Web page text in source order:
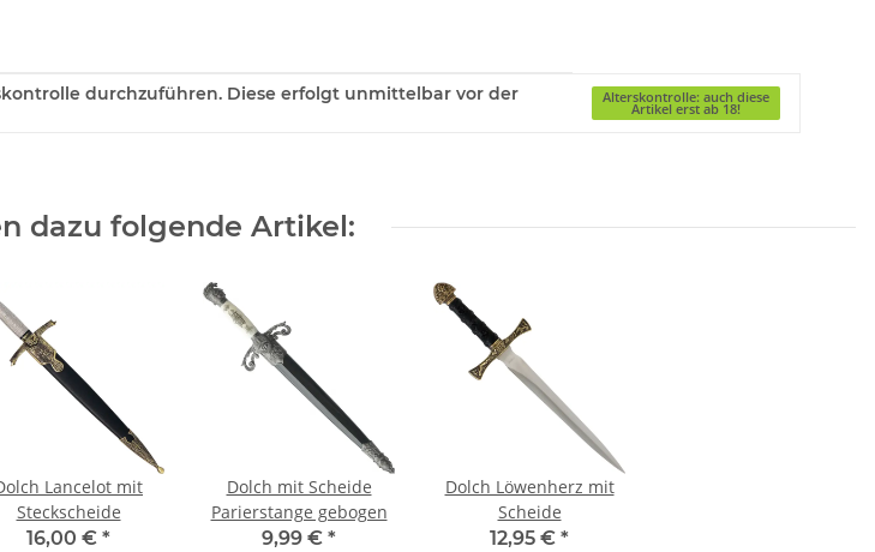
durchzuführen. Diese erfolgt unmittelbar vor der
Alterskontrolle: auch diese
Artikel erst ab 18!
dazu folgende Artikel:
Lancelot mit
Steckscheide
16,00 € *
Dolch mit Scheide
Parierstange gebogen
9,99 € *
Dolch Löwenherz mit
Scheide
12,95 € *